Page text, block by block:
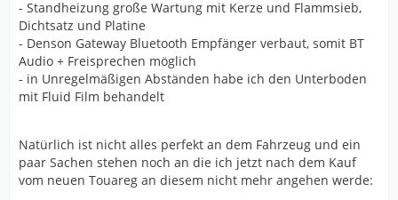
- Standheizung große Wartung mit Kerze und Flammsieb,
Dichtsatz und Platine
- Denson Gateway Bluetooth Empfänger verbaut, somit BT
Audio + Freisprechen möglich
- in Unregelmäßigen Abständen habe ich den Unterboden
mit Fluid Film behandelt
Natürlich ist nicht alles perfekt an dem Fahrzeug und ein
paar Sachen stehen noch an die ich jetzt nach dem Kauf
vom neuen Touareg an diesem nicht mehr angehen werde: